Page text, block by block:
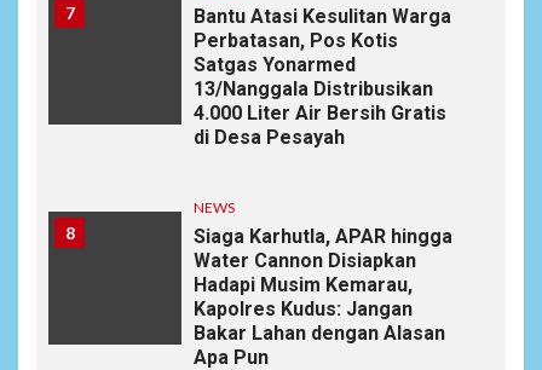
7
Bantu Atasi Kesulitan Warga
Perbatasan, Pos Kotis
Satgas Yonarmed
13/Nanggala Distribusikan
4.000 Liter Air Bersih Gratis
di Desa Pesayah
8
NEWS
Siaga Karhutla, APAR hingga
Water Cannon Disiapkan
Hadapi Musim Kemarau,
Kapolres Kudus: Jangan
Bakar Lahan dengan Alasan
Apa Pun